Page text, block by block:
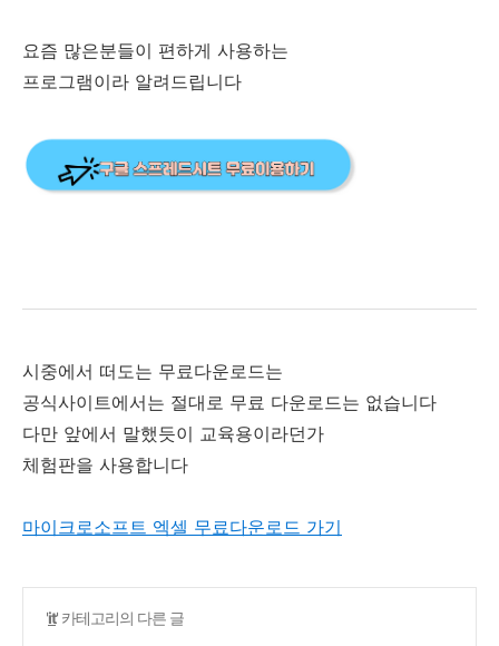
요즘 많은분들이 편하게 사용하는
프로그램이라 알려드립니다
시중에서 떠도는 무료다운로드는
공식사이트에서는 절대로 무료 다운로드는 없습니다
다만 앞에서 말했듯이 교육용이라던가
체험판을 사용합니다
마이크로소프트 엑셀 무료다운로드 가기
'it' 카테고리의 다른 글